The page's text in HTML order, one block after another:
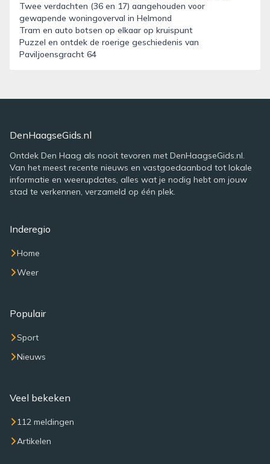
Twee verdachten (36 en 17) aangehouden voor
gewapende woningoverval in Helmond
Tram en auto botsen op elkaar op kruispunt
Puzzel en ontdek de roerige geschiedenis van
Paviljoensgracht 64
DenHaagseGids.nl
Ontdek Den Haag als nooit tevoren met DenHaagseGids.nl.
Van het meest recente nieuws en vastgoedaanbod tot lokale
informatie en weerupdates, alles wat je nodig hebt om jouw
stad te verkennen, verzameld op één plek.
Inderegio
Home
Weer
Populair
Sport
Nieuws
Veel bekeken
112 meldingen
Artikelen